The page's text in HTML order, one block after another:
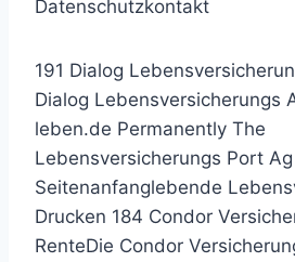
Datenschutzkontakt
191 Dialog
Dialog Lebensversicherungs
leben.de Permanently The
Lebensversicherungs Port
Seitenanfanglebende
Drucken 184 Condor
RenteDie Condor